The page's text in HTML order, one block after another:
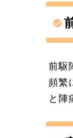
前駆
頻繁
と陣